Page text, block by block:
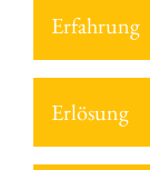
Erfahrung
Erlösung